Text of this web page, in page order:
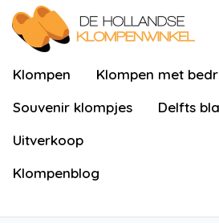
Klompen Klompen met
Souvenir klompjes
Delfts
Uitverkoop
Klompenblog